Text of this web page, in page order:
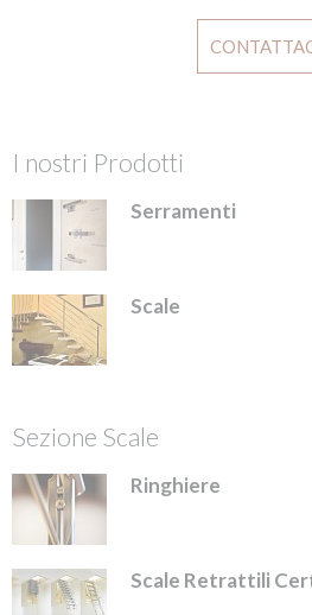
I nostri Prodotti
Serramenti
Scale
Sezione Scale
Ringhiere
Scale Retrattili